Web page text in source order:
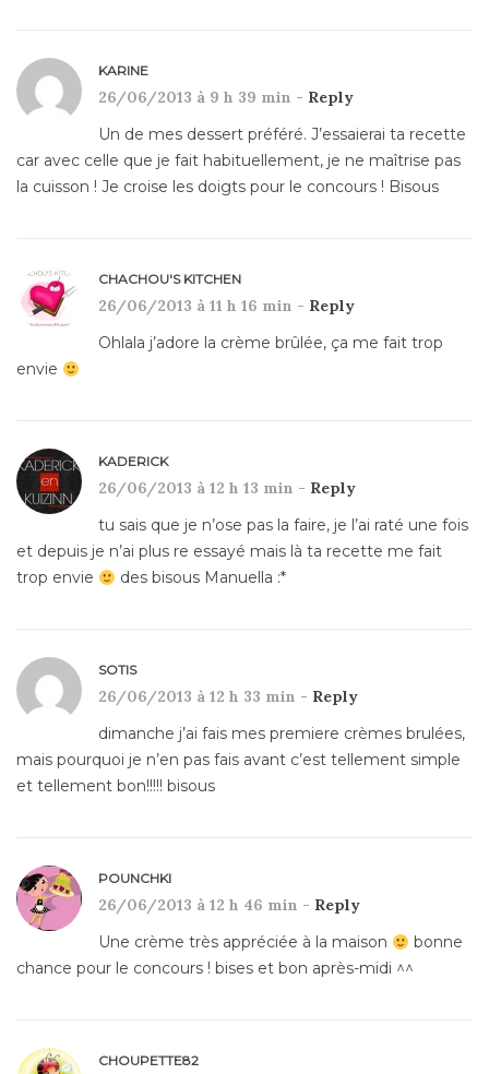
KARINE
26/06/2013 à 9 h 39 min - Reply
Un de mes dessert préféré. J’essaierai ta recette
car avec celle que je fait habituellement, je ne maîtrise pas
la cuisson ! Je croise les doigts pour le concours ! Bisous
CHACHOU'S KITCHEN
26/06/2013 à 11 h 16 min - Reply
Ohlala j’adore la crème brûlée, ça me fait trop
envie
KADERICK
26/06/2013 à 12 h 13 min - Reply
tu sais que je n’ose pas la faire, je l’ai raté une fois
et depuis je n’ai plus re essayé mais là ta recette me fait
trop envie
des bisous Manuella :*
SOTIS
26/06/2013 à 12 h 33 min - Reply
dimanche j’ai fais mes premiere crèmes brulées,
mais pourquoi je n’en pas fais avant c’est tellement simple
et tellement bon!!!!! bisous
POUNCHKI
26/06/2013 à 12 h 46 min - Reply
Une crème très appréciée à la maison
bonne
chance pour le concours ! bises et bon après-midi ^^
CHOUPETTE82